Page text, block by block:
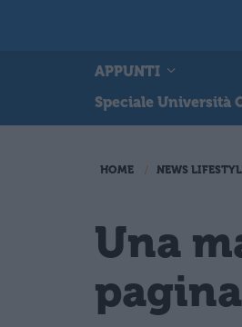
APPUNTI
Speciale Università
HOME NEWS
Una